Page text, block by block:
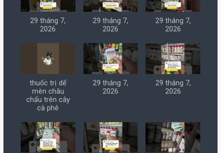
29 tháng 7,
2026
29 tháng 7,
2026
29 tháng 7,
2026
thuốc trị dế
mèn châu
chấu trên cây
cà phê
29 tháng 7,
2026
29 tháng 7,
2026